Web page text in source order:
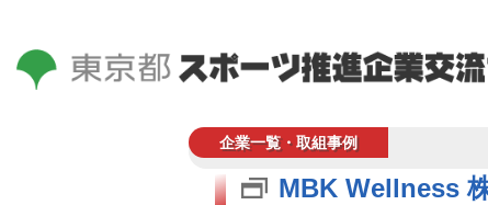
企業一覧・取組事例
MBK Wellness